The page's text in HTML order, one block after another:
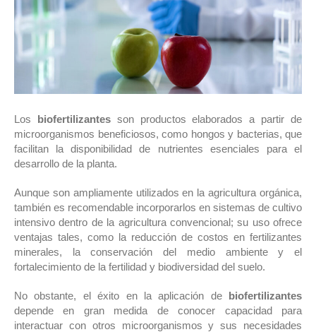
Los biofertilizantesson productos elaborados a partir de
microorganismos beneficiosos, como hongos y bacterias, que
facilitan la disponibilidad de nutrientes esenciales para el
desarrollo de la planta.
Aunque son ampliamente utilizados en la agricultura orgánica,
también es recomendable incorporarlos en sistemas de cultivo
intensivo dentro de la agricultura convencional; su uso ofrece
ventajas tales, como la reducción de costos en fertilizantes
minerales, la conservación del medio ambiente y el
fortalecimiento de la fertilidad y biodiversidad del suelo.
No obstante, el éxito en la aplicación de biofertilizantes
depende en gran medida de conocer capacidad para
interactuar con otros microorganismos y sus necesidades